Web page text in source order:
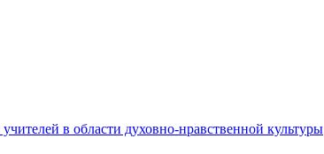
в области духовно-нравственной культуры